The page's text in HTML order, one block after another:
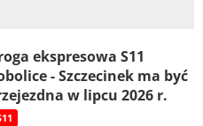
ekspresowa S11
- Szczecinek ma być
w lipcu 2026 r.